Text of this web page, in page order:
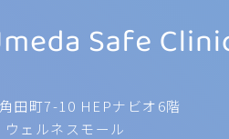
田町7-10 HEPナビオ6階
ェルネスモール